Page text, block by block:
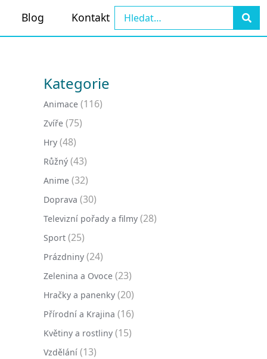
Blog Kontakt
Kategorie
Animace (116)
Zvíře (75)
Hry (48)
Růžný (43)
Anime (32)
Doprava (30)
Televizní pořady a filmy (28)
Sport (25)
Prázdniny (24)
Zelenina a Ovoce (23)
Hračky a panenky (20)
Přírodní a Krajina (16)
Květiny a rostliny (15)
Vzdělání (13)